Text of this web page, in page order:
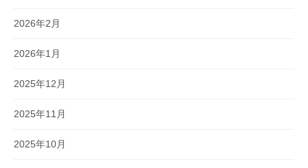
2026年2月
2026年1月
2025年12月
2025年11月
2025年10月